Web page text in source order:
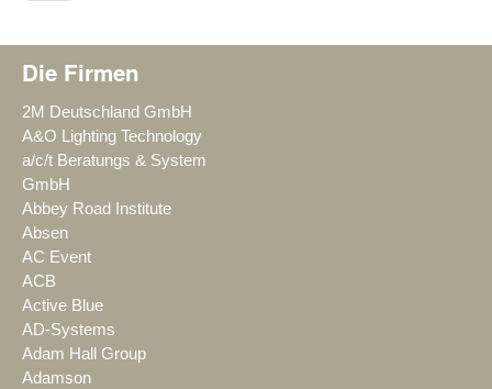
Die Firmen
2M Deutschland GmbH
A&O Lighting Technology
a/c/t Beratungs & System
GmbH
Abbey Road Institute
Absen
AC Event
ACB
Active Blue
AD-Systems
Adam Hall Group
Adamson